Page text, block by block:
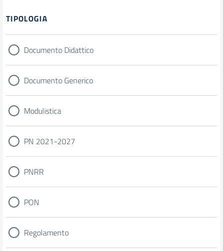
Filtri
TIPOLOGIA
Documento Didattico
Documento Generico
Modulistica
PN 2021-2027
PNRR
PON
Regolamento